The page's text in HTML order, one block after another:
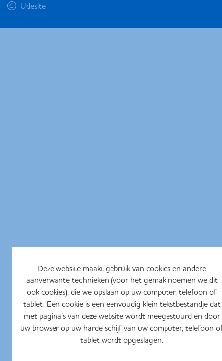
Deze website maakt gebruik van cookies en andere
aanverwante technieken (voor het gemak noemen we dit
ook cookies), die we opslaan op uw computer, telefoon of
tablet. Een cookie is een eenvoudig klein tekstbestandje dat
met pagina’s van deze website wordt meegestuurd en door
uw browser op uw harde schijf van uw computer, telefoon
tablet wordt opgeslagen.
Udesite